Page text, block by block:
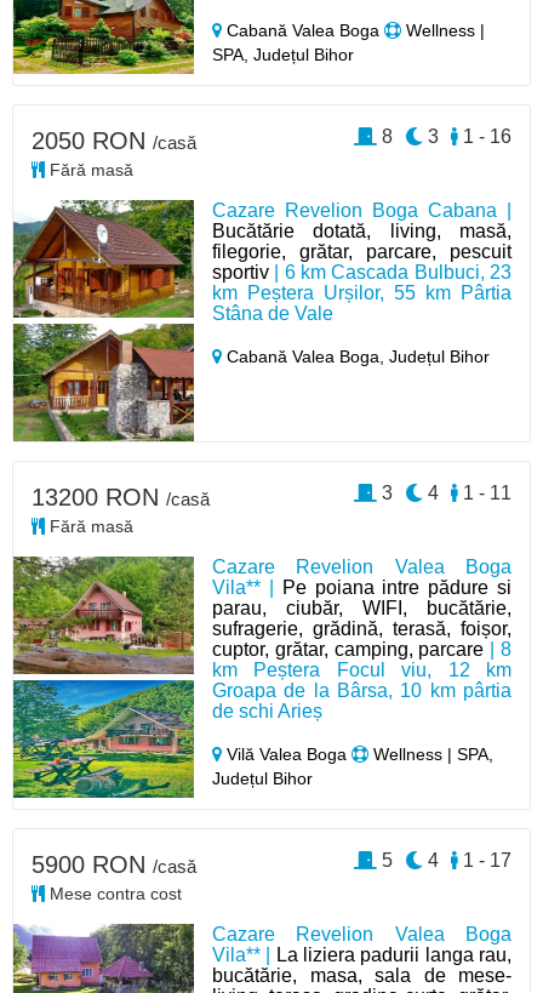
Cabană Valea Boga
Wellness |
SPA, Județul Bihor
Cazare Revelion Boga Cabana |
Bucătărie dotată, living, masă,
filegorie, grătar, parcare, pescuit
sportiv | 6 km Cascada Bulbuci, 23
km Peștera Urșilor, 55 km Pârtia
Stâna de Vale
Cabană Valea Boga,Județul Bihor
2050 RON /casă
Fără masă
1 - 16
3
8
Cazare Revelion Valea Boga
Vila** |
Pe poiana intre pădure si
parau, ciubăr, WIFI, bucătărie,
sufragerie, grădină, terasă, foișor,
cuptor, grătar, camping, parcare | 8
km Peștera Focul viu, 12 km
Groapa de la Bârsa, 10 km pârtia
de schi Arieș
Vilă Valea Boga
Wellness | SPA,
Județul Bihor
13200 RON /casă
Fără masă
1 - 11
4
3
Cazare Revelion Valea Boga
Vila** |
La liziera padurii langa rau,
bucătărie, masa, sala de mese-
5900 RON /casă
Mese contra cost
1 - 17
4
5